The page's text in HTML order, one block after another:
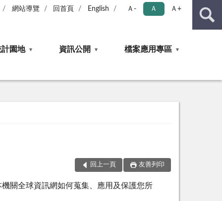
網站導覽 回首頁 English Ａ- Ａ Ａ+
計園地 資訊公開 檔案應用專區
回上一頁 友善列印
關全球資訊網如何蒐集、應用及保護您所